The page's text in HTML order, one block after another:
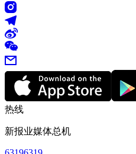
热线
新报业媒体总机